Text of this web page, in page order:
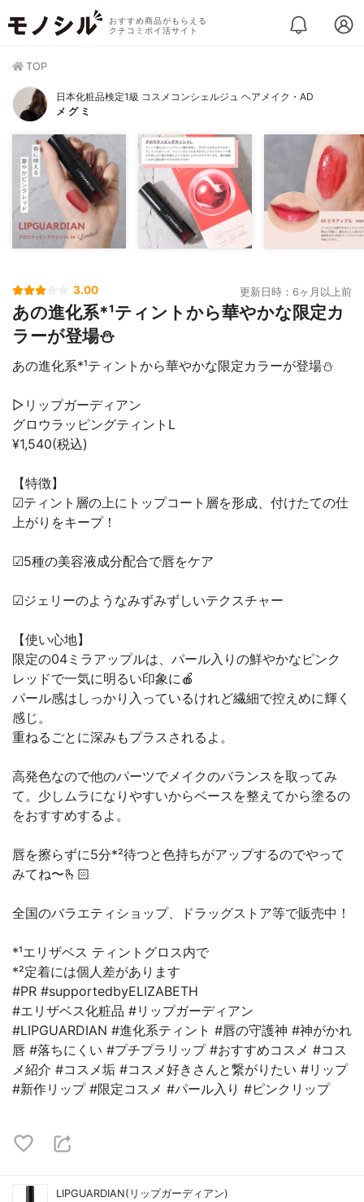
おすすめ商品がもらえる
クチコミポイ活サイト
TOP
日本化粧品検定1級 コスメコンシェルジュ ヘアメイク・AD
メ グ ミ
3.00 更新日時：6ヶ月以上前
あの進化系*¹ティントから華やかな限定カ
ラーが登場⛄️
あの進化系*¹ティントから華やかな限定カラーが登場⛄️
▷リップガーディアン
グロウラッピングティントL
¥1,540(税込)
【特徴】
☑︎ティント層の上にトップコート層を形成、付けたての仕
上がりをキープ！
☑︎5種の美容液成分配合で唇をケア
☑︎ジェリーのようなみずみずしいテクスチャー
【使い心地】
限定の04ミラアップルは、パール入りの鮮やかなピンク
レッドで一気に明るい印象に🍎
パール感はしっかり入っているけれど繊細で控えめに輝く
感じ。
重ねるごとに深みもプラスされるよ。
高発色なので他のパーツでメイクのバランスを取ってみ
て。少しムラになりやすいからベースを整えてから塗るの
をおすすめするよ。
唇を擦らずに5分*²待つと色持ちがアップするのでやって
みてね〜🫰🏻
全国のバラエティショップ、ドラッグストア等で販売中！
*¹エリザベス ティントグロス内で
*²定着には個人差があります
#PR #supportedbyELIZABETH
#エリザベス化粧品 #リップガーディアン
#LIPGUARDIAN #進化系ティント #唇の守護神 #神がかれ
唇 #落ちにくい #プチプラリップ #おすすめコスメ #コス
メ紹介 #コスメ垢 #コスメ好きさんと繋がりたい #リップ
#新作リップ #限定コスメ #パール入り #ピンクリップ
LIPGUARDIAN(リップガーディアン)